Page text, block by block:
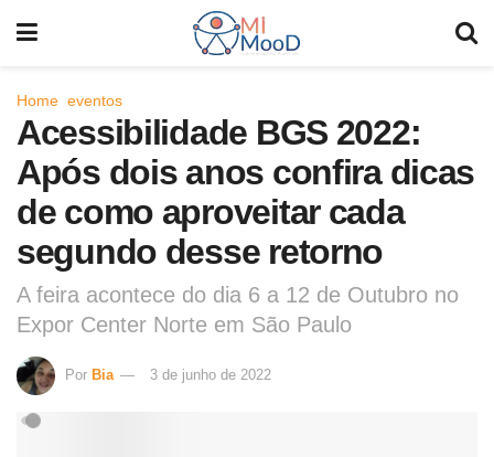
Home eventos
Acessibilidade BGS 2022:
Após dois anos confira dicas
de como aproveitar cada
segundo desse retorno
A feira acontece do dia 6 a 12 de Outubro no
Expor Center Norte em São Paulo
Por Bia 3 de junho de 2022